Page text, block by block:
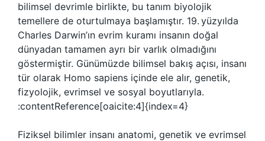
bilimsel devrimle birlikte, bu tanım biyolojik
temellere de oturtulmaya başlamıştır. 19. yüzyılda
Charles Darwin’ın evrim kuramı insanın doğal
dünyadan tamamen ayrı bir varlık olmadığını
göstermiştir. Günümüzde bilimsel bakış açısı, insanı
tür olarak Homo sapiens içinde ele alır, genetik,
fizyolojik, evrimsel ve sosyal boyutlarıyla.
:contentReference[oaicite:4]{index=4}
Fiziksel bilimler insanı anatomi, genetik ve evrimsel